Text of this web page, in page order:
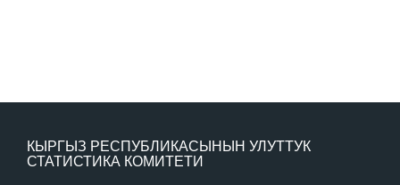
КЫРГЫЗ РЕСПУБЛИКАСЫНЫН УЛУТТУК
СТАТИСТИКА КОМИТЕТИ